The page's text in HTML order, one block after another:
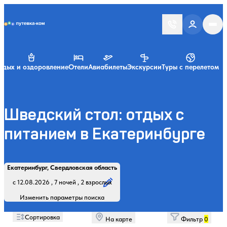
и оздоровлениеОтелиАвиабилетыЭкскурсииТуры с перелетом
Шведский стол: отдых с
питанием в Екатеринбурге
Екатеринбург, Свердловская область
с 12.08.2026 , 7 ночей , 2 взрослых
Изменить параметры поиска
Регион, курорт или название
Профиль лечения:
Отдыхающие:
Дата заезда:
Кол-во ночей:
Найти
Сортировка На карте Фильтр0